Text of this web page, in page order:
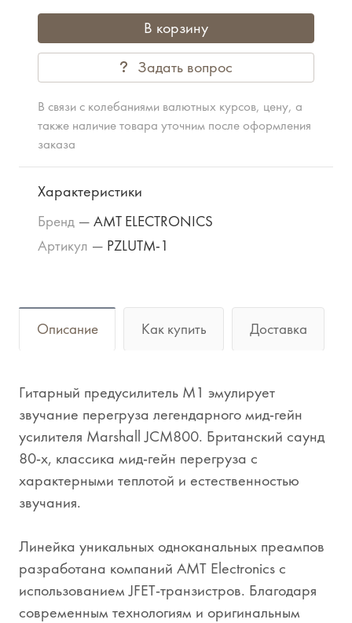
В корзину
Задать вопрос
В связи с колебаниями валютных курсов, цену, а
также наличие товара уточним после оформления
заказа
Характеристики
Бренд — AMT ELECTRONICS
Артикул — PZLUTM-1
Описание Как купить Доставка
Гитарный предусилитель M1 эмулирует
звучание перегруза легендарного мид-гейн
усилителя Marshall JCM800. Британский саунд
80-х, классика мид-гейн перегруза с
характерными теплотой и естественностью
звучания.
Линейка уникальных одноканальных преампов
разработана компаний AMT Electronics с
использованием JFET-транзистров. Благодаря
современным технологиям и оригинальным